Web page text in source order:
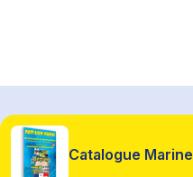
Catalogue Marine